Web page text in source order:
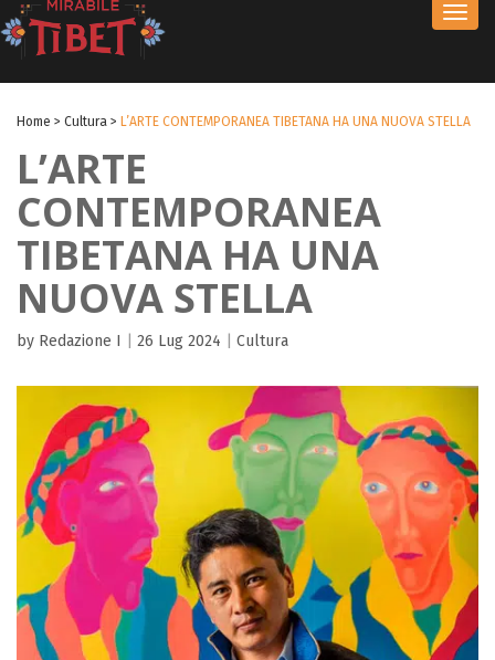
Home > Cultura > L’ARTE CONTEMPORANEA TIBETANA HA UNA NUOVA STELLA
L’ARTE
CONTEMPORANEA
TIBETANA HA UNA
NUOVA STELLA
by Redazione I 26 Lug 2024 Cultura